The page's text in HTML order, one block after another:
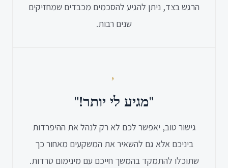
הרגש בצד, ניתן להגיע להסכמים מכבדים שמחזיקים
שנים רבות.
"מגיע לי יותר!"
גישור טוב, יאפשר לכם לא רק לנהל את ההיפרדות
ביניכם אלא גם להשאיר את המשקעים מאחור כך
שתוכלו להתמקד בהמשך חייכם עם מינימום טרדות.